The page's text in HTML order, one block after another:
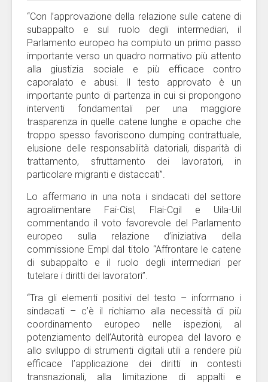
“Con l’approvazione della relazione sulle catene di
subappalto e sul ruolo degli intermediari, il
Parlamento europeo ha compiuto un primo passo
importante verso un quadro normativo più attento
alla giustizia sociale e più efficace contro
caporalato e abusi. Il testo approvato è un
importante punto di partenza in cui si propongono
interventi fondamentali per una maggiore
trasparenza in quelle catene lunghe e opache che
troppo spesso favoriscono dumping contrattuale,
elusione delle responsabilità datoriali, disparità di
trattamento, sfruttamento dei lavoratori, in
particolare migranti e distaccati”.
Lo affermano in una nota i sindacati del settore
agroalimentare Fai-Cisl, Flai-Cgil e Uila-Uil
commentando il voto favorevole del Parlamento
europeo sulla relazione d’iniziativa della
commissione Empl dal titolo “Affrontare le catene
di subappalto e il ruolo degli intermediari per
tutelare i diritti dei lavoratori”.
“Tra gli elementi positivi del testo – informano i
sindacati – c’è il richiamo alla necessità di più
coordinamento europeo nelle ispezioni, al
potenziamento dell’Autorità europea del lavoro e
allo sviluppo di strumenti digitali utili a rendere più
efficace l’applicazione dei diritti in contesti
transnazionali, alla limitazione di appalti e